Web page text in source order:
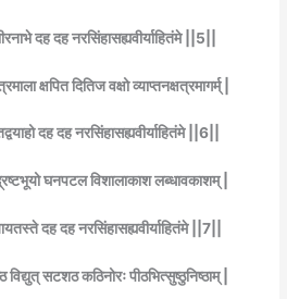
दह दह नरसिंहासह्यवीर्याहितंमे ||5||
क्षपित दितिज वक्षो व्याप्तनक्षत्रमागर्म् |
दह दह नरसिंहासह्यवीर्याहितंमे ||6||
घनपटल विशालाकाश लब्धावकाशम् |
दह दह नरसिंहासह्यवीर्याहितंमे ||7||
सटशठ कठिनोरः पीठभित्सुष्ठुनिष्ठाम् |